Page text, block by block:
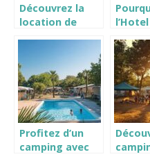
Découvrez la
location de
des vacances
inoubliables
3*
été
vos
bord
Profitez d’un
camping avec